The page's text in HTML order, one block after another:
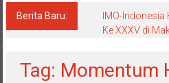
Tuntas.
Berita Baru:
IMO-Indonesia
Ke XXXV di
Tag: Momentum